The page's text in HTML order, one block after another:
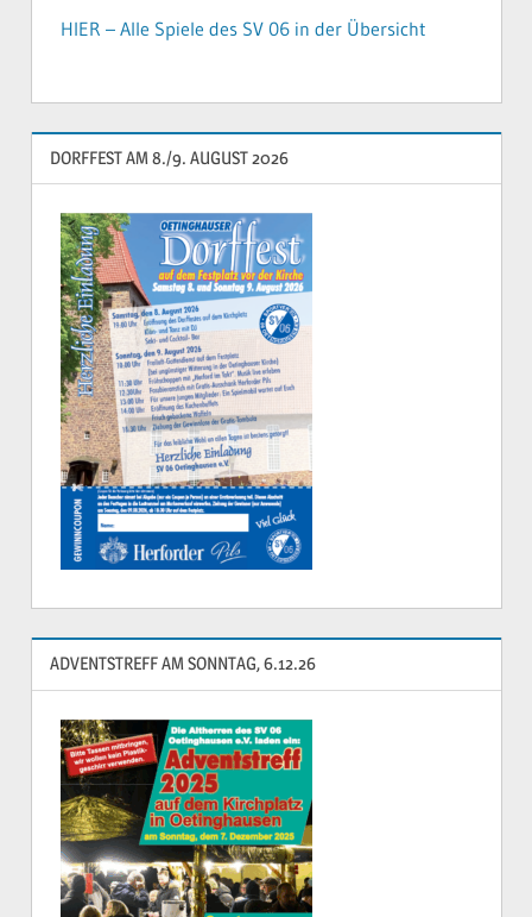
HIER – Alle Spiele des SV 06 in der Übersicht
DORFFEST AM 8./9. AUGUST 2026
ADVENTSTREFF AM SONNTAG, 6.12.26